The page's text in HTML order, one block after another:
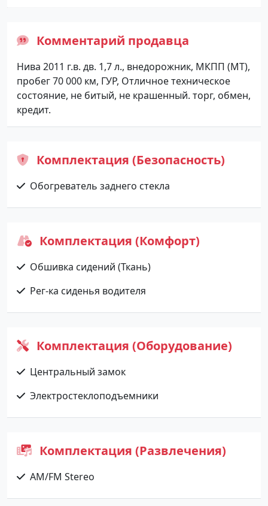
Комментарий продавца
Нива 2011 г.в. дв. 1,7 л., внедорожник, МКПП (МТ),
пробег 70 000 км, ГУР, Отличное техническое
состояние, не битый, не крашенный. торг, обмен,
кредит.
Комплектация (Безопасность)
Обогреватель заднего стекла
Комплектация (Комфорт)
Обшивка сидений (Ткань)
Рег-ка сиденья водителя
Комплектация (Оборудование)
Центральный замок
Электростеклоподъемники
Комплектация (Развлечения)
AM/FM Stereo